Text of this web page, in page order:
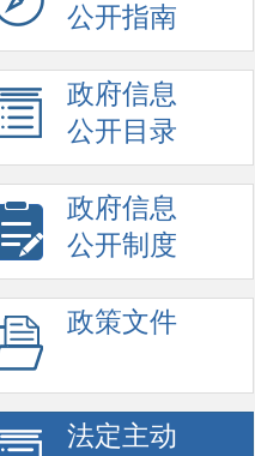
公开指南
政府信息
公开目录
政府信息
公开制度
政策文件
法定主动